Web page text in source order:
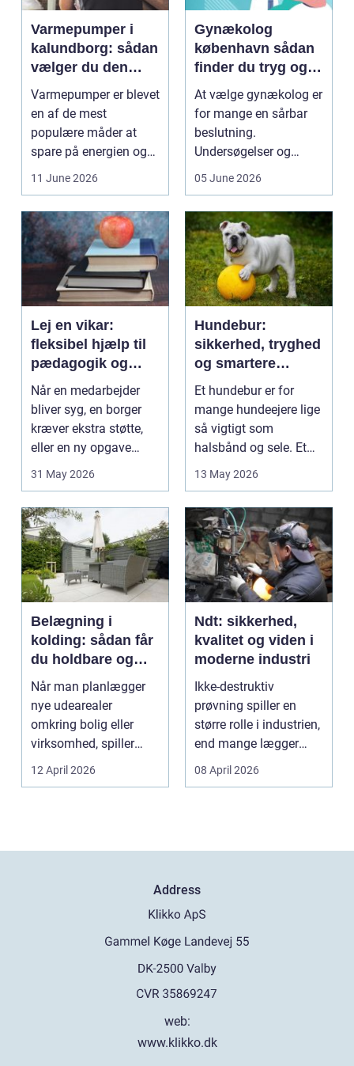
Varmepumper i
kalundborg: sådan
vælger du den
rigtige løsning
Varmepumper er blevet
en af de mest
populære måder at
spare på energien og
få et bedre indeklima
11 June 2026
Gynækolog
københavn sådan
finder du tryg og
professionel hjælp
At vælge gynækolog er
for mange en sårbar
beslutning.
Undersøgelser og
behandlinger foregår i
05 June 2026
Lej en vikar:
fleksibel hjælp til
pædagogik og
sundhed
Når en medarbejder
bliver syg, en borger
kræver ekstra støtte,
eller en ny opgave
opstår fra dag til...
31 May 2026
Hundebur:
sikkerhed, tryghed
og smartere
hverdag med hund
Et hundebur er for
mange hundeejere lige
så vigtigt som
halsbånd og sele. Et
godt bur gi...
13 May 2026
Belægning i
kolding: sådan får
du holdbare og
flotte udearealer
Når man planlægger
nye udearealer
omkring bolig eller
virksomhed, spiller
belægningen en helt
12 April 2026
Ndt: sikkerhed,
kvalitet og viden i
moderne industri
Ikke-destruktiv
prøvning spiller en
større rolle i industrien,
end mange lægger
mærke til i hverdage...
08 April 2026
Address
web:
www.klikko.dk